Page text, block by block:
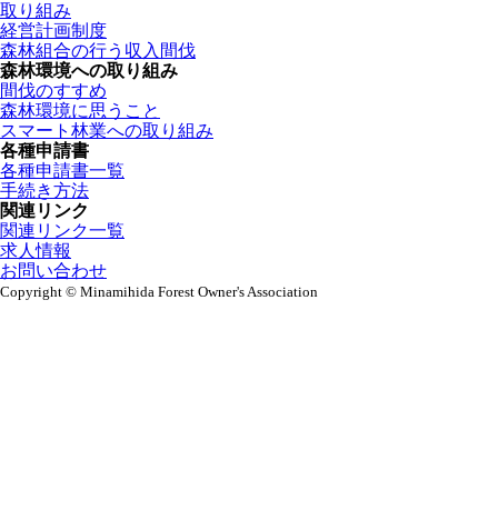
取り組み
経営計画制度
森林組合の行う収入間伐
森林環境への取り組み
間伐のすすめ
森林環境に思うこと
スマート林業への取り組み
各種申請書
各種申請書一覧
手続き方法
関連リンク
関連リンク一覧
求人情報
お問い合わせ
Copyright © Minamihida Forest Owner's Association